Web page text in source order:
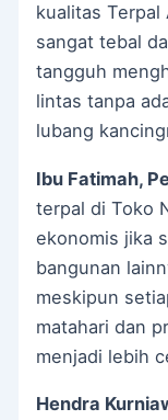
kualitas Terpal
sangat tebal
tangguh
lintas tanpa
lubang
Ibu Fatimah,
terpal di Toko
ekonomis jika
bangunan
meskipun
matahari dan
menjadi lebih
Hendra